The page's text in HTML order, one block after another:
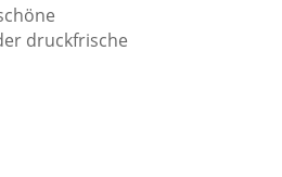
druckfrische